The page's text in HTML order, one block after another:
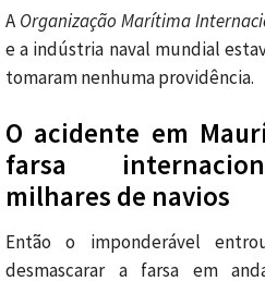
A Organização Marítima
e a indústria naval mundial
tomaram nenhuma providência.
O acidente em
farsa
milhares de navios
Então o imponderável
desmascarar a farsa em